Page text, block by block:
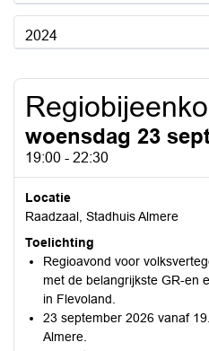
2024
woensdag 23
19:00 - 22:30
Locatie
Raadzaal, Stadhuis Almere
Toelichting
Regioavond voor
met de belangrijkste GR-en
in Flevoland.
23 september 2026 vanaf
Almere.